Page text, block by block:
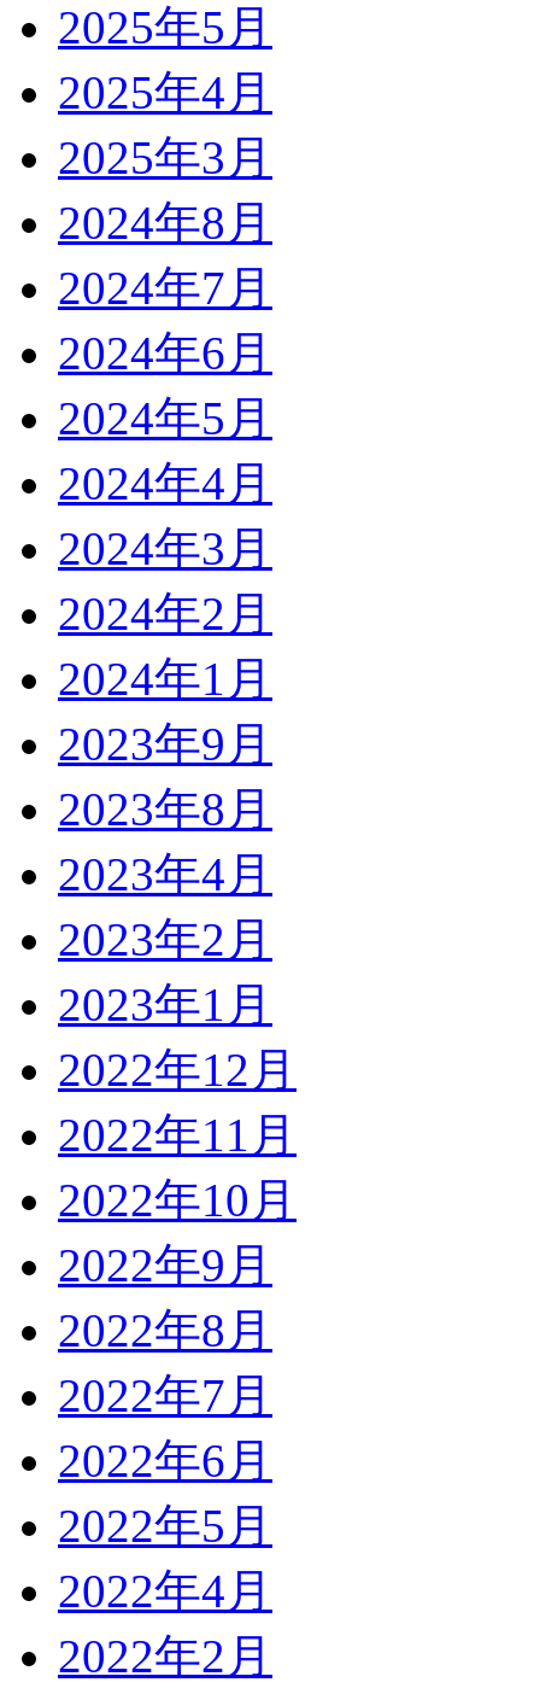
2025年5月
2025年4月
2025年3月
2024年8月
2024年7月
2024年6月
2024年5月
2024年4月
2024年3月
2024年2月
2024年1月
2023年9月
2023年8月
2023年4月
2023年2月
2023年1月
2022年12月
2022年11月
2022年10月
2022年9月
2022年8月
2022年7月
2022年6月
2022年5月
2022年4月
2022年2月